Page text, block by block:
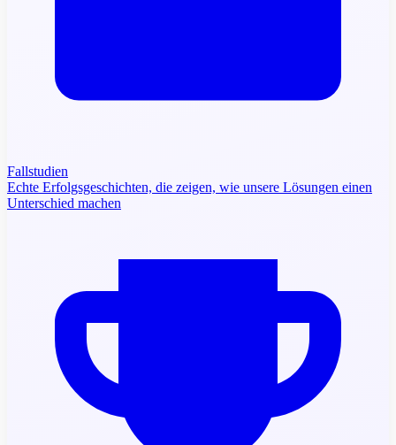
Fallstudien
Echte Erfolgsgeschichten, die zeigen, wie unsere Lösungen einen
Unterschied machen